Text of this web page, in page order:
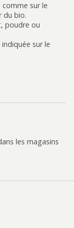
comme sur le
du bio.
poudre ou
sur le
les magasins